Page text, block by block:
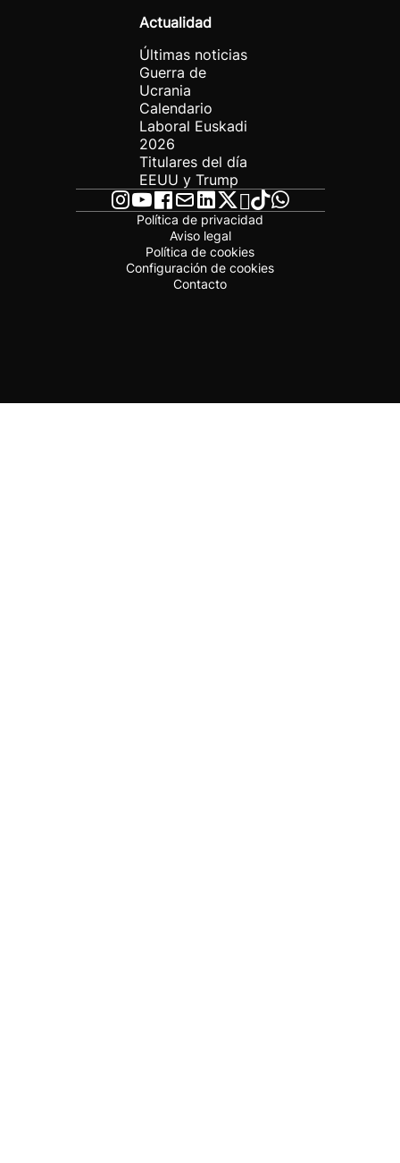
Actualidad
Últimas noticias
Guerra de
Ucrania
Calendario
Laboral Euskadi
2026
Titulares del día
EEUU y Trump
Política de privacidad
Aviso legal
Política de cookies
Configuración de cookies
Contacto